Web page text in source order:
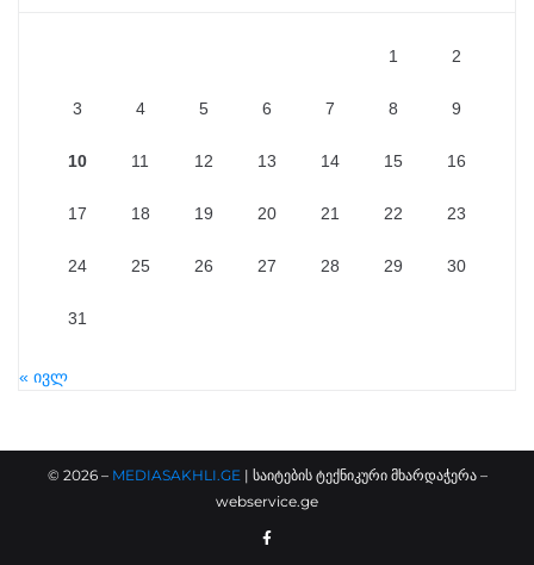
1 2
3 4 5 6 7 8 9
10 11 12 13 14 15 16
17 18 19 20 21 22 23
24 25 26 27 28 29 30
31
« ივლ
© 2026– MEDIASAKHLI.GE| საიტების ტექნიკური მხარდაჭერა –
webservice.ge